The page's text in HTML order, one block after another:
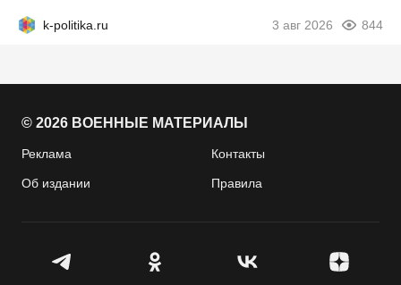
k-politika.ru 3 авг 2026 844
© 2026 ВОЕННЫЕ МАТЕРИАЛЫ
Реклама Контакты
Об издании Правила